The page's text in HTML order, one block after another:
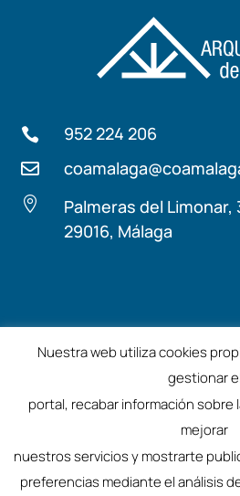
 952 224 206


Palmeras del Limonar,
29016, Málaga
Aviso LegalTérminos
©2025 – Colegio de
Nuestra web utiliza cookies
gestionar el
portal, recabar información sobre
mejorar
nuestros servicios y mostrarte
preferencias mediante el análisis